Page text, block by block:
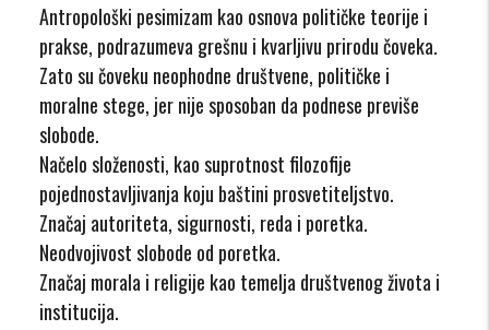
Antropološki pesimizam kao osnova političke teorije i
prakse, podrazumeva grešnu i kvarljivu prirodu čoveka.
Zato su čoveku neophodne društvene, političke i
moralne stege, jer nije sposoban da podnese previše
slobode.
Načelo složenosti, kao suprotnost filozofije
pojednostavljivanja koju baštini prosvetiteljstvo.
Značaj autoriteta, sigurnosti, reda i poretka.
Neodvojivost slobode od poretka.
Značaj morala i religije kao temelja društvenog života i
institucija.